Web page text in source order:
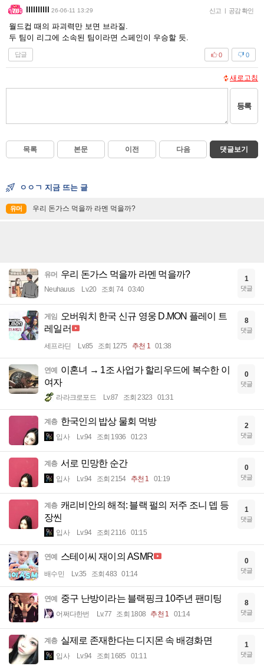
llllllllll 26-06-11 13:29 신고 | 공감 확인
월드컵 때의 파괴력만 보면 브라질.
두 팀이 리그에 소속된 팀이라면 스페인이 우승할 듯.
답글 0
0
새로고침
등록
목록 본문 이전 다음 댓글보기
ㅇㅇㄱ 지금 뜨는 글
유머 우리 돈가스 먹을까 라멘 먹을까?
유머 우리 돈가스 먹을까 라멘 먹을까?
Neuhauus Lv.20 조회 74 03:40
1
댓글
게임
오버워치 한국 신규 영웅 D.MON 플레이 트
레일러
세프라딘 Lv.85 조회 1275 추천 1 01:38
8
댓글
연예
이혼녀 → 1조 사업가 할리우드에 복수한 이
여자
라라크로포드 Lv.87 조회 2323 01:31
0
댓글
계층 한국인의 밥상 물회 먹방
입사 Lv.94 조회 1936 01:23
2
댓글
계층 서로 민망한 순간
입사 Lv.94 조회 2154 추천 1 01:19
0
댓글
계층 캐리비안의 해적: 블랙 펄의 저주 조니 뎁 등
장씬
입사 Lv.94 조회 2116 01:15
1
댓글
연예 스테이씨 재이의 ASMR
배수민 Lv.35 조회 483 01:14
0
댓글
연예 중구 난방이라는 블랙핑크 10주년 팬미팅
어쩌다한번 Lv.77 조회 1808 추천 1 01:14
8
댓글
계층 실제로 존재한다는 디지몬 속 배경화면
입사 Lv.94 조회 1685 01:11
1
댓글